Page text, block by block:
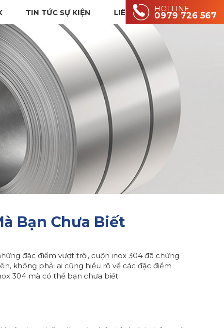
TIN TỨC SỰ KIỆN LIÊN HỆ HOTLINE
0979 726 567
Bạn Chưa Biết
đặc điểm vượt trội, cuộn inox 304 đã chứng
không phải ai cũng hiểu rõ về các đặc điểm
304 mà có thể bạn chưa biết.